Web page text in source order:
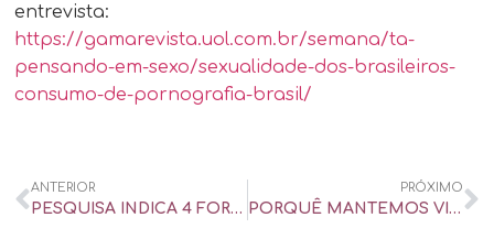
entrevista:
https://gamarevista.uol.com.br/semana/ta-
pensando-em-sexo/sexualidade-dos-brasileiros-
consumo-de-pornografia-brasil/
ANTERIOR
PESQUISA INDICA 4 FORMAS DE TER MAIS PRAZER NA PENETRAÇÃO VAGINAL – UOL UNIVERSA
PRÓXIMO
PORQUÊ MANTEMOS VIVO O AMOR DA JUVENTUDE | CNN TONIGHT – ENTREVISTA